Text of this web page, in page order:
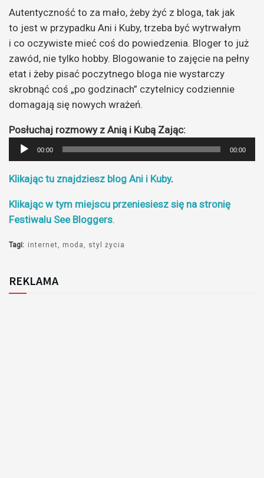
Autentyczność to za mało, żeby żyć z bloga, tak jak
to jest w przypadku Ani i Kuby, trzeba być wytrwałym
i co oczywiste mieć coś do powiedzenia. Bloger to już
zawód, nie tylko hobby. Blogowanie to zajęcie na pełny
etat i żeby pisać poczytnego bloga nie wystarczy
skrobnąć coś „po godzinach” czytelnicy codziennie
domagają się nowych wrażeń.
Posłuchaj rozmowy z Anią i Kubą Zając:
Odtwarzacz
plików
dźwiękowych
00:00 00:00
Klikając tu znajdziesz blog Ani i Kuby.
Klikając w tym miejscu przeniesiesz się na stronię
Festiwalu See Bloggers.
Tagi: internet moda styl życia
REKLAMA